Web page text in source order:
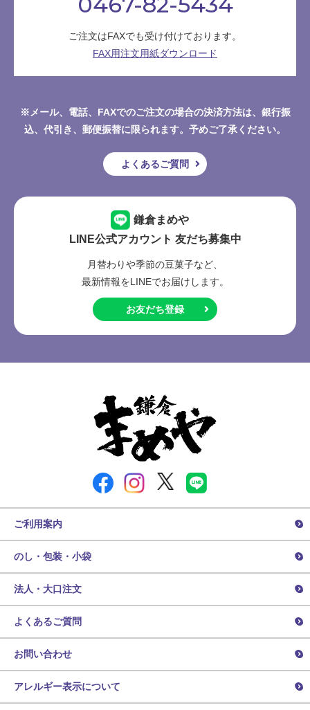
ご注文はFAXでも受け付けております。
FAX用注文用紙ダウンロード
※メール、電話、FAXでのご注文の場合の決済方法は、銀行振
込、代引き、郵便振替に限られます。予めご了承ください。
よくあるご質問
鎌倉まめや
LINE公式アカウント 友だち募集中
月替わりや季節の豆菓子など、
最新情報をLINEでお届けします。
お友だち登録
ご利用案内
のし・包装・小袋
法人・大口注文
よくあるご質問
お問い合わせ
アレルギー表示について